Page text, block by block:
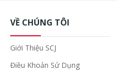
VỀ CHÚNG TÔI
Giới Thiệu SCJ
Điều Khoản Sử Dụng